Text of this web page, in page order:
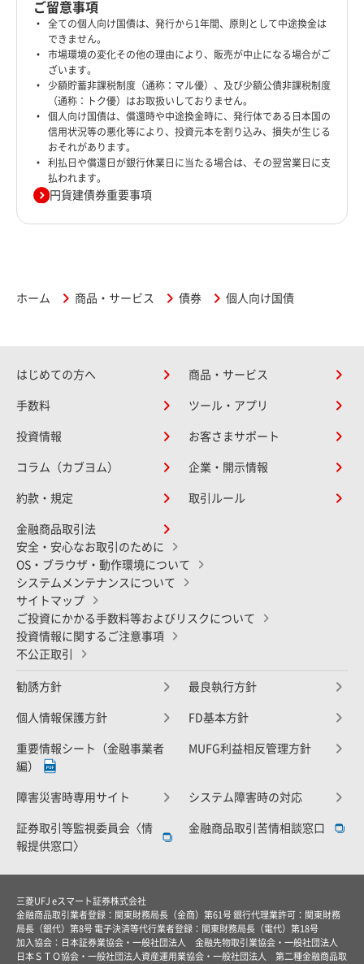
ご留意事項
全ての個人向け国債は、発行から1年間、原則として中途換金は
できません。
市場環境の変化その他の理由により、販売が中止になる場合がご
ざいます。
少額貯蓄非課税制度（通称：マル優）、及び少額公債非課税制度
（通称：トク優）はお取扱いしておりません。
個人向け国債は、償還時や中途換金時に、発行体である日本国の
信用状況等の悪化等により、投資元本を割り込み、損失が生じる
おそれがあります。
利払日や償還日が銀行休業日に当たる場合は、その翌営業日に支
払われます。
円貨建債券重要事項
ホーム 商品・サービス 債券 個人向け国債
はじめての方へ 商品・サービス
手数料 ツール・アプリ
投資情報 お客さまサポート
コラム（カブヨム） 企業・開示情報
約款・規定 取引ルール
金融商品取引法
安全・安心なお取引のために
OS・ブラウザ・動作環境について
システムメンテナンスについて
サイトマップ
ご投資にかかる手数料等およびリスクについて
投資情報に関するご注意事項
不公正取引
勧誘方針 最良執行方針
個人情報保護方針 FD基本方針
重要情報シート（金融事業者
編）
MUFG利益相反管理方針
障害災害時専用サイト システム障害時の対応
証券取引等監視委員会〈情
報提供窓口〉
金融商品取引苦情相談窓口
三菱UFJ eスマート証券株式会社
金融商品取引業者登録：関東財務局長（金商）第61号 銀行代理業許可：関東財務
局長（銀代）第8号 電子決済等代行業者登録：関東財務局長（電代）第18号
加入協会：日本証券業協会・一般社団法人 金融先物取引業協会・一般社団法人
日本ＳＴＯ協会・一般社団法人資産運用業協会・一般社団法人 第二種金融商品取